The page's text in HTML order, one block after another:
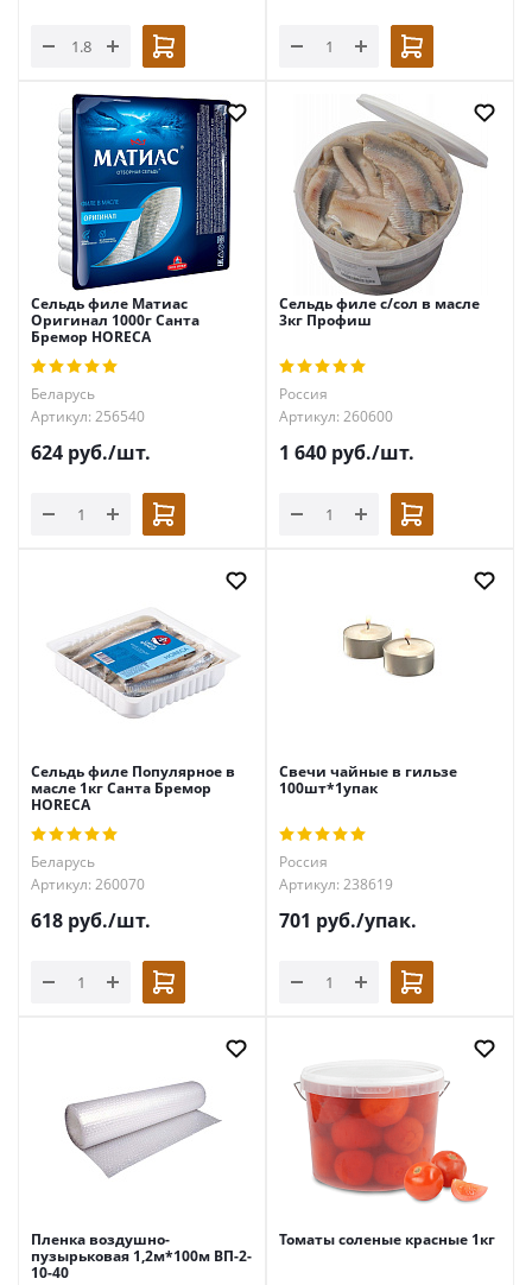
Сельдь филе Матиас
Оригинал 1000г Санта
Бремор HORECA
Беларусь
Артикул: 256540
624 руб./шт.
Сельдь филе с/сол в масле
3кг Профиш
Россия
Артикул: 260600
1 640 руб./шт.
Сельдь филе Популярное в
масле 1кг Санта Бремор
HORECA
Беларусь
Артикул: 260070
618 руб./шт.
Свечи чайные в гильзе
100шт*1упак
Россия
Артикул: 238619
701 руб./упак.
Пленка воздушно-
пузырьковая 1,2м*100м ВП-2-
10-40
Томаты соленые красные 1кг